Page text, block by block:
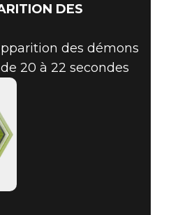
DES
des démons
20 à 22 secondes